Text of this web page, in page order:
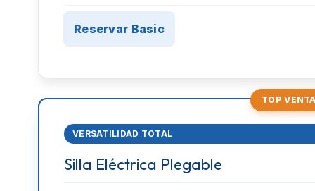
Reservar Basic
TOP
VERSATILIDAD TOTAL
Silla Eléctrica Plegable